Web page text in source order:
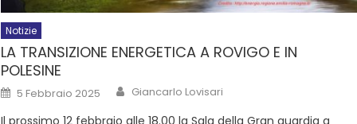
Notizie
LA TRANSIZIONE ENERGETICA A ROVIGO E IN
POLESINE
5 Febbraio 2025 Giancarlo Lovisari